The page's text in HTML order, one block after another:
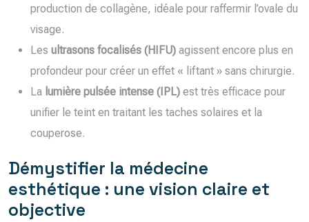
production de collagène, idéale pour raffermir l’ovale du
visage.
Les ultrasons focalisés (HIFU) agissent encore plus en
profondeur pour créer un effet « liftant » sans chirurgie.
La lumière pulsée intense (IPL) est très efficace pour
unifier le teint en traitant les taches solaires et la
couperose.
Démystifier la médecine
esthétique : une vision claire et
objective